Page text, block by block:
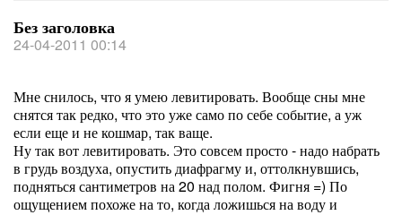
Без заголовка
24-04-2011 00:14
Мне снилось, что я умею левитировать. Вообще сны мне
снятся так редко, что это уже само по себе событие, а уж
если еще и не кошмар, так ваще.
Ну так вот левитировать. Это совсем просто - надо набрать
в грудь воздуха, опустить диафрагму и, оттолкнувшись,
подняться сантиметров на 20 над полом. Фигня =) По
ощущением похоже на то, когда ложишься на воду и